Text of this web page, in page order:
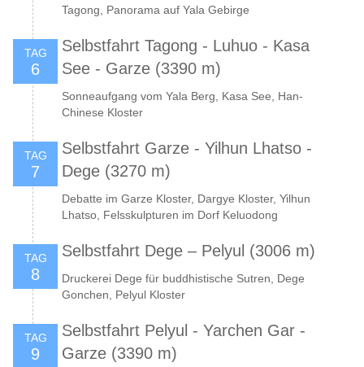
Tagong, Panorama auf Yala Gebirge
TAG
6
Selbstfahrt Tagong - Luhuo - Kasa
See - Garze (3390 m)
Sonneaufgang vom Yala Berg, Kasa See, Han-
Chinese Kloster
TAG
7
Selbstfahrt Garze - Yilhun Lhatso -
Dege (3270 m)
Debatte im Garze Kloster, Dargye Kloster, Yilhun
Lhatso, Felsskulpturen im Dorf Keluodong
TAG
8
Selbstfahrt Dege – Pelyul (3006 m)
Druckerei Dege für buddhistische Sutren, Dege
Gonchen, Pelyul Kloster
TAG
9
Selbstfahrt Pelyul - Yarchen Gar -
Garze (3390 m)